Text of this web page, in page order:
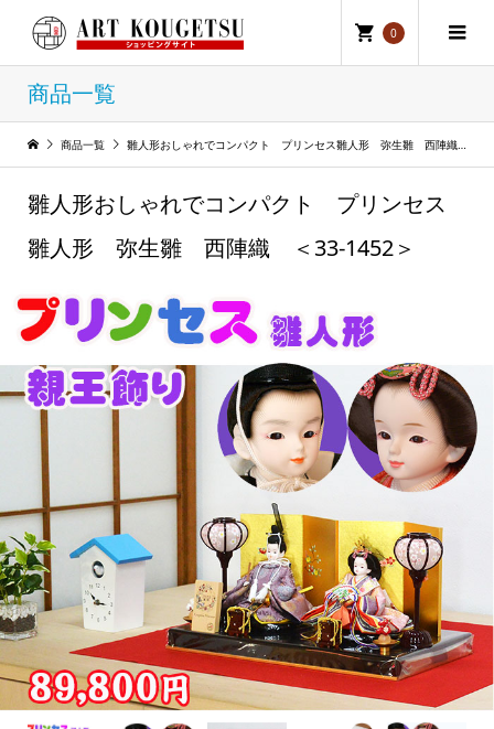
0
商品一覧
商品一覧 雛人形おしゃれでコンパクト プリンセス雛人形 弥生雛 西陣織 ＜33-1452＞
雛人形おしゃれでコンパクト プリンセス
雛人形 弥生雛 西陣織 ＜33-1452＞